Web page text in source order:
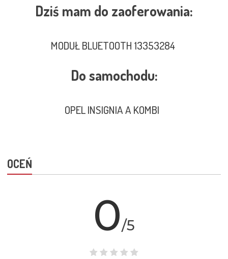
Dziś mam do zaoferowania:
MODUŁ BLUETOOTH 13353284
Do samochodu:
OPEL INSIGNIA A KOMBI
OCEŃ
0/5